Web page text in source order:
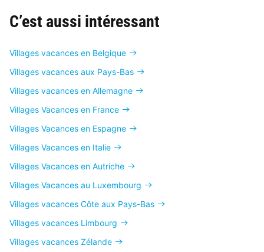
C’est aussi intéressant
Villages vacances en Belgique
Villages vacances aux Pays-Bas
Villages vacances en Allemagne
Villages Vacances en France
Villages Vacances en Espagne
Villages Vacances en Italie
Villages Vacances en Autriche
Villages Vacances au Luxembourg
Villages vacances Côte aux Pays-Bas
Villages vacances Limbourg
Villages vacances Zélande